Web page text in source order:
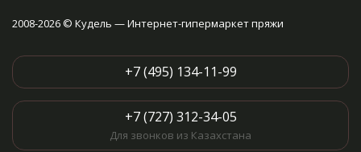
2008-2026 © Кудель — Интернет-гипермаркет пряжи
+7 (495) 134-11-99
+7 (727) 312-34-05
Для звонков из Казахстана